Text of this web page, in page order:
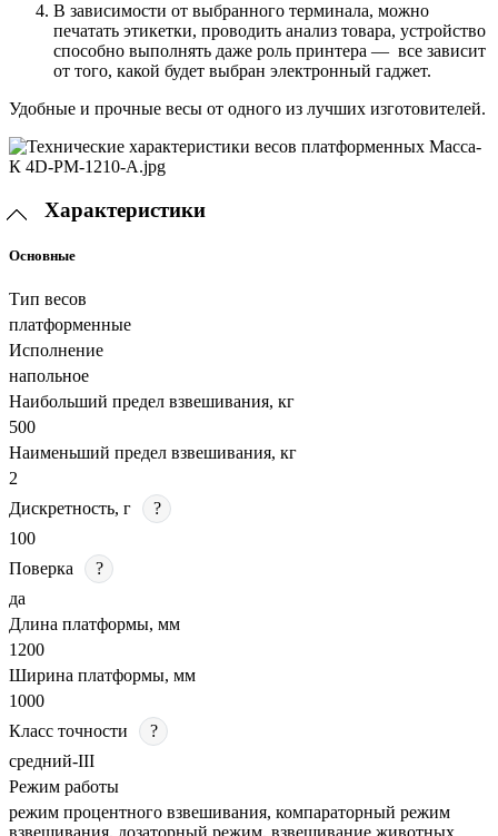
В зависимости от выбранного терминала, можно
печатать этикетки, проводить анализ товара, устройство
способно выполнять даже роль принтера — все зависит
от того, какой будет выбран электронный гаджет.
Удобные и прочные весы от одного из лучших изготовителей.
Характеристики
Основные
Тип весов
платформенные
Исполнение
напольное
Наибольший предел взвешивания, кг
500
Наименьший предел взвешивания, кг
2
Дискретность, г
?
100
Поверка
?
да
Длина платформы, мм
1200
Ширина платформы, мм
1000
Класс точности
?
средний-III
Режим работы
режим процентного взвешивания, компараторный режим